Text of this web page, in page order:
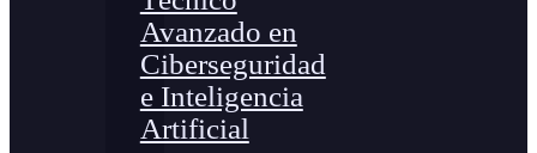
Avanzado en
Ciberseguridad
e Inteligencia
Artificial